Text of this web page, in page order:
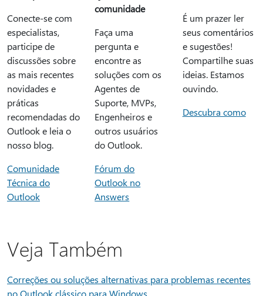
Conecte-se com
especialistas,
participe de
discussões sobre
as mais recentes
novidades e
práticas
recomendadas do
Outlook e leia o
nosso blog.
Comunidade
Técnica do
Outlook
comunidade
Faça uma
pergunta e
encontre as
soluções com os
Agentes de
Suporte, MVPs,
Engenheiros e
outros usuários
do Outlook.
Fórum do
Outlook no
Answers
É um prazer ler
seus comentários
e sugestões!
Compartilhe suas
ideias. Estamos
ouvindo.
Descubra como
Veja Também
Correções ou soluções alternativas para problemas recentes
no Outlook clássico para Windows